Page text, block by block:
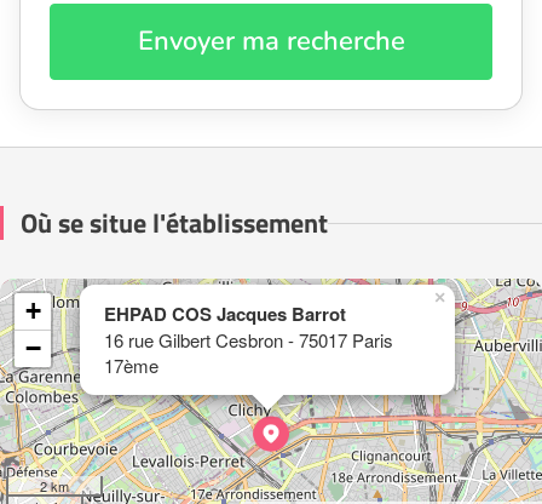
Envoyer ma recherche
Où se situe l'établissement
EHPAD COS Jacques Barrot
16 rue Gilbert Cesbron - 75017 Paris
17ème
×
+
−
2 km